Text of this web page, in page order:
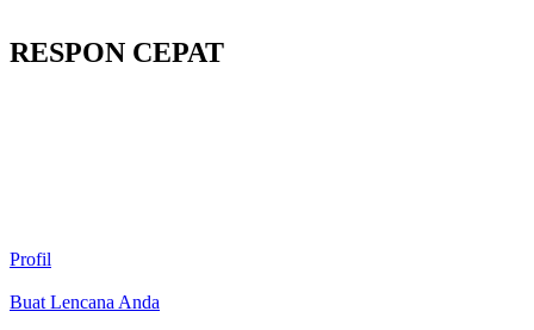
RESPON CEPAT
Profil
Buat Lencana Anda